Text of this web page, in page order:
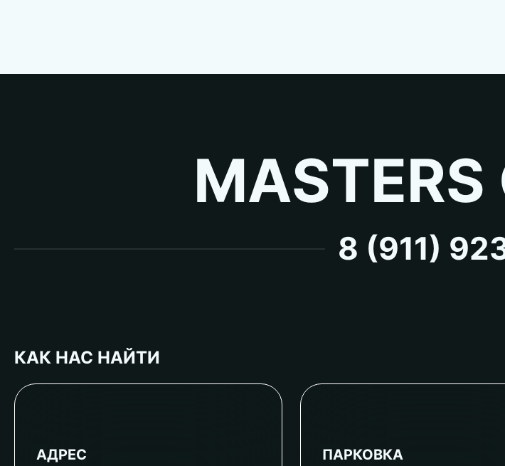
MASTERS
8 (911)
КАК НАС НАЙТИ
АДРЕС ПАРКОВКА